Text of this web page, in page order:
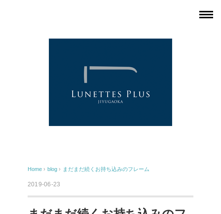
Home › blog › まだまだ続くお持ち込みのフレーム
2019-06-23